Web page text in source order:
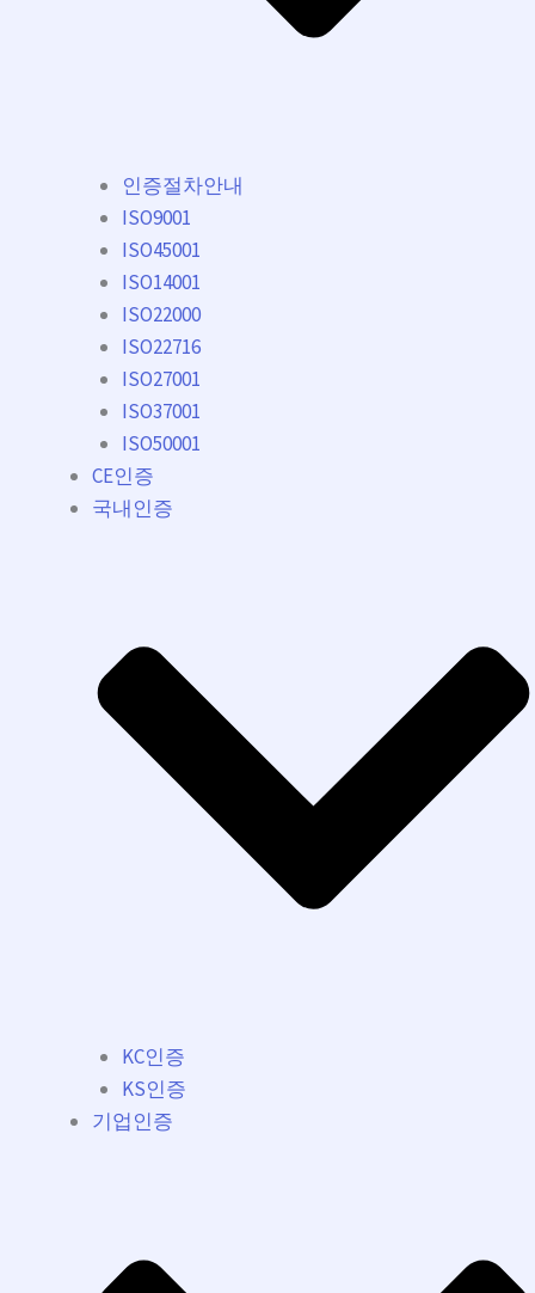
인증절차안내
ISO9001
ISO45001
ISO14001
ISO22000
ISO22716
ISO27001
ISO37001
ISO50001
CE인증
국내인증
KC인증
KS인증
기업인증